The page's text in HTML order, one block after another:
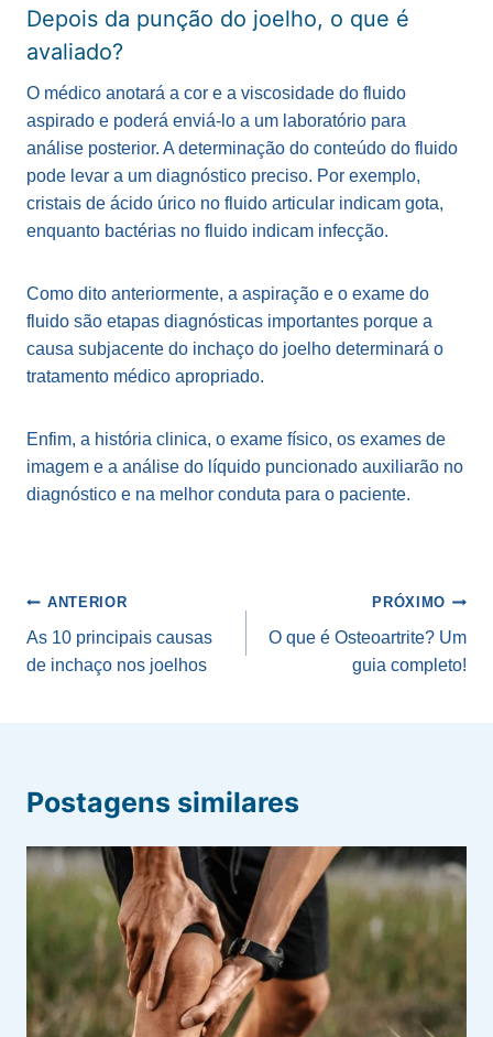
Depois da punção do joelho, o que é
avaliado?
O médico anotará a cor e a viscosidade do fluido
aspirado e poderá enviá-lo a um laboratório para
análise posterior. A determinação do conteúdo do fluido
pode levar a um diagnóstico preciso. Por exemplo,
cristais de ácido úrico no fluido articular indicam gota,
enquanto bactérias no fluido indicam infecção.
Como dito anteriormente, a aspiração e o exame do
fluido são etapas diagnósticas importantes porque a
causa subjacente do inchaço do joelho determinará o
tratamento médico apropriado.
Enfim, a história clinica, o exame físico, os exames de
imagem e a análise do líquido puncionado auxiliarão no
diagnóstico e na melhor conduta para o paciente.
Navegação
de
Post
ANTERIOR
As 10 principais causas
de inchaço nos joelhos
PRÓXIMO
O que é Osteoartrite? Um
guia completo!
Postagens similares